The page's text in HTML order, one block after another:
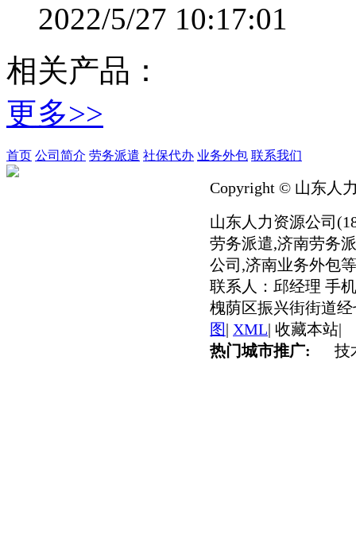
2022/5/27 10:17:01
相关产品：
更多>>
首页 公司简介 劳务派遣 社保代办 业务外包 联系我们
Copyright © 山东人
山东人力资源公司
劳务派遣,济南劳务
公司,济南业务外包
联系人：邱经理 手
槐荫区振兴街街道
图| XML| 收藏本站|
热门城市推广:
技